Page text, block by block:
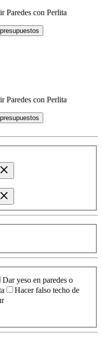
Paredes con Perlita
Paredes con Perlita
Dar yeso en paredes o
Hacer falso techo de